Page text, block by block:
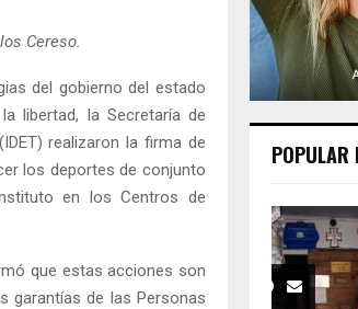
Cereso.
del gobierno del estado
libertad, la Secretaría de
realizaron la firma de
los deportes de conjunto
en los Centros de
que estas acciones son
garantías de las Personas
POPULAR